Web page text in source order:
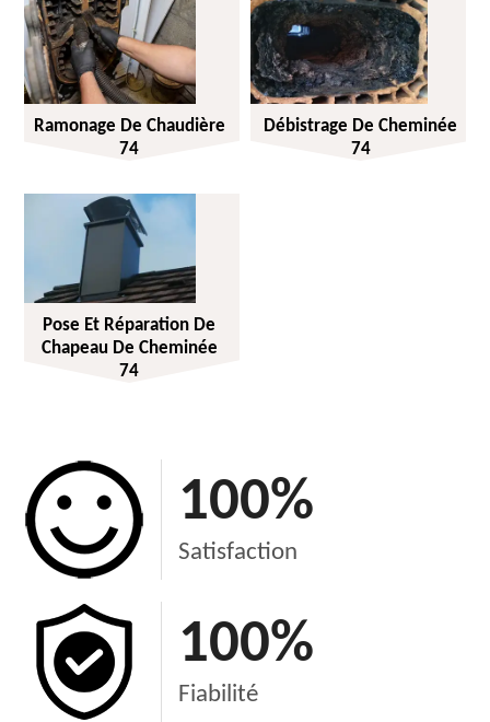
Ramonage De Chaudière
74
Débistrage De Cheminée
74
Pose Et Réparation De
Chapeau De Cheminée
74
100%
Satisfaction
100%
Fiabilité